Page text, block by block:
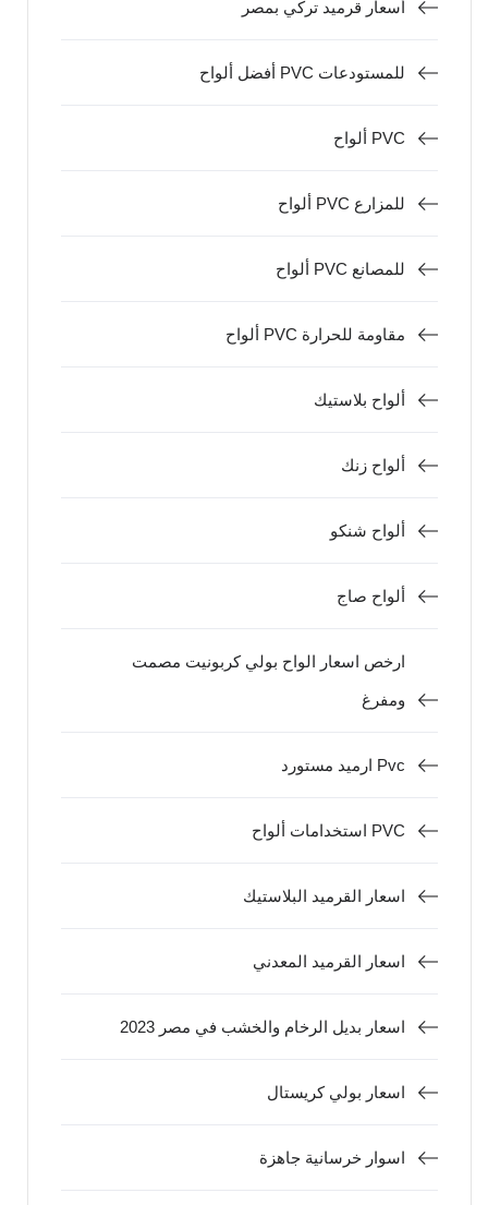
أسعار قرميد تركي بمصر
أفضل ألواح PVC للمستودعات
ألواح PVC
ألواح PVC للمزارع
ألواح PVC للمصانع
ألواح PVC مقاومة للحرارة
ألواح بلاستيك
ألواح زنك
ألواح شنكو
ألواح صاج
ارخص اسعار الواح بولي كربونيت مصمت
ومفرغ
ارميد مستورد Pvc
استخدامات ألواح PVC
اسعار القرميد البلاستيك
اسعار القرميد المعدني
اسعار بديل الرخام والخشب في مصر 2023
اسعار بولي كريستال
اسوار خرسانية جاهزة